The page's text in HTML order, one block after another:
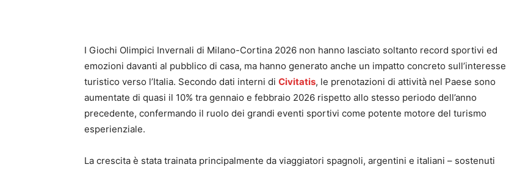
I Giochi Olimpici Invernali di Milano-Cortina 2026 non hanno lasciato soltanto record sportivi ed
emozioni davanti al pubblico di casa, ma hanno generato anche un impatto concreto sull’interesse
turistico verso l’Italia. Secondo dati interni di Civitatis, le prenotazioni di attività nel Paese sono
aumentate di quasi il 10% tra gennaio e febbraio 2026 rispetto allo stesso periodo dell’anno
precedente, confermando il ruolo dei grandi eventi sportivi come potente motore del turismo
esperienziale.
La crescita è stata trainata principalmente da viaggiatori spagnoli, argentini e italiani – sostenuti